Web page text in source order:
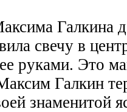
Галкина
свечу в
руками. Это
Галкин
знаменитой